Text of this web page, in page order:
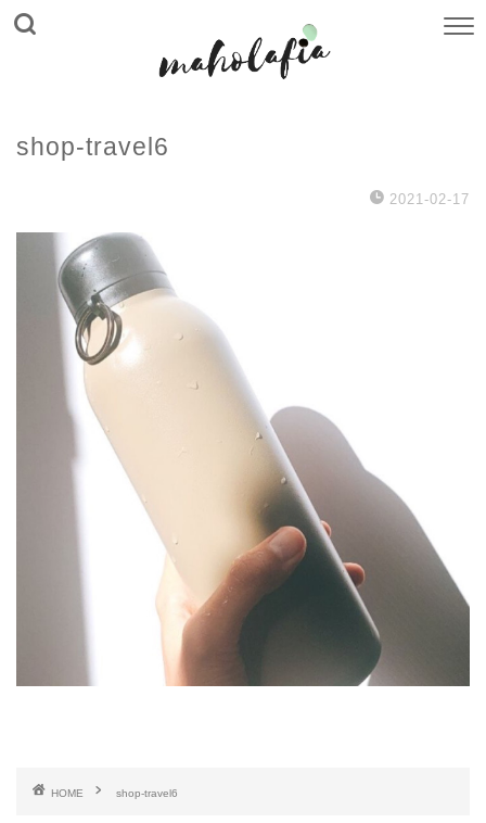
shop-travel6
2021-02-17
HOME shop-travel6